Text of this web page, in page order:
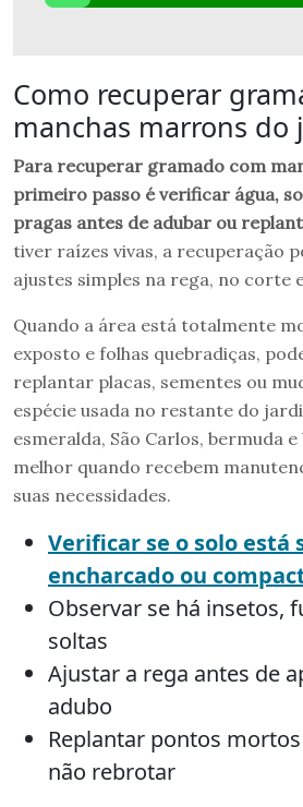
Como recuperar
manchas marrons do
Para recuperar gramado com
primeiro passo é verificar água,
pragas antes de adubar ou
tiver raízes vivas, a recuperação
ajustes simples na rega, no corte
Quando a área está totalmente
exposto e folhas quebradiças,
replantar placas, sementes ou
espécie usada no restante do
esmeralda, São Carlos, bermuda
melhor quando recebem
suas necessidades.
Verificar se o solo está
encharcado ou
Observar se há insetos,
soltas
Ajustar a rega antes de
adubo
Replantar pontos
não rebrotar